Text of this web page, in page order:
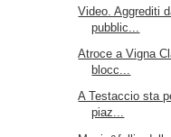
Video. Aggrediti
pubblic...
Atroce a Vigna
blocc...
A Testaccio sta
piaz...